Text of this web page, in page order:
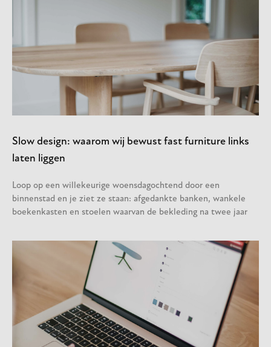
Slow design: waarom wij bewust fast furniture links
laten liggen
Loop op een willekeurige woensdagochtend door een
binnenstad en je ziet ze staan: afgedankte banken, wankele
boekenkasten en stoelen waarvan de bekleding na twee jaar